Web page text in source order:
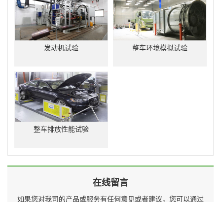
发动机试验 整车环境模拟试验
整车排放性能试验
在线留言
如果您对我司的产品或服务有任何意见或者建议，您可以通过